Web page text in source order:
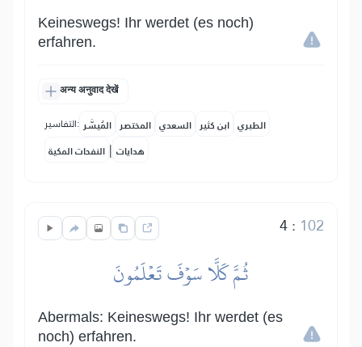
Keineswegs! Ihr werdet (es noch)
erfahren.
अन्य अनुवाद देखें
التفاسير: المُيسَّر المختصر السعدي ابن كثير الطبري
النفحات المكية | هدايات
4: 102
ثُمَّ كَلَّا سَوۡفَ تَعۡلَمُونَ
Abermals: Keineswegs! Ihr werdet (es
noch) erfahren.